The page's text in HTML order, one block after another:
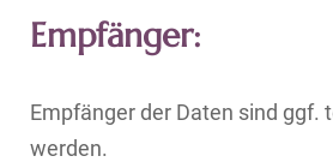
Empfänger:
Empfänger der Daten sind ggf.
werden.